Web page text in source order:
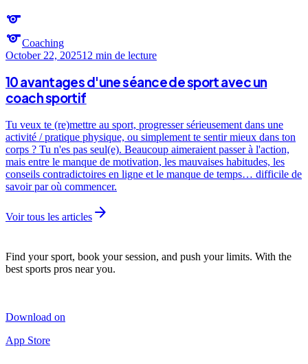
sports
sportsCoaching
October 22, 202512 min de lecture
10 avantages d'une séance de sport avec un
coach sportif
Tu veux te (re)mettre au sport, progresser sérieusement dans une
activité / pratique physique, ou simplement te sentir mieux dans ton
corps ? Tu n'es pas seul(e). Beaucoup aimeraient passer à l'action,
mais entre le manque de motivation, les mauvaises habitudes, les
conseils contradictoires en ligne et le manque de temps… difficile de
savoir par où commencer.
Voir tous les articles arrow_forward
Find your sport, book your session, and push your limits. With the
best sports pros near you.
Download on
App Store